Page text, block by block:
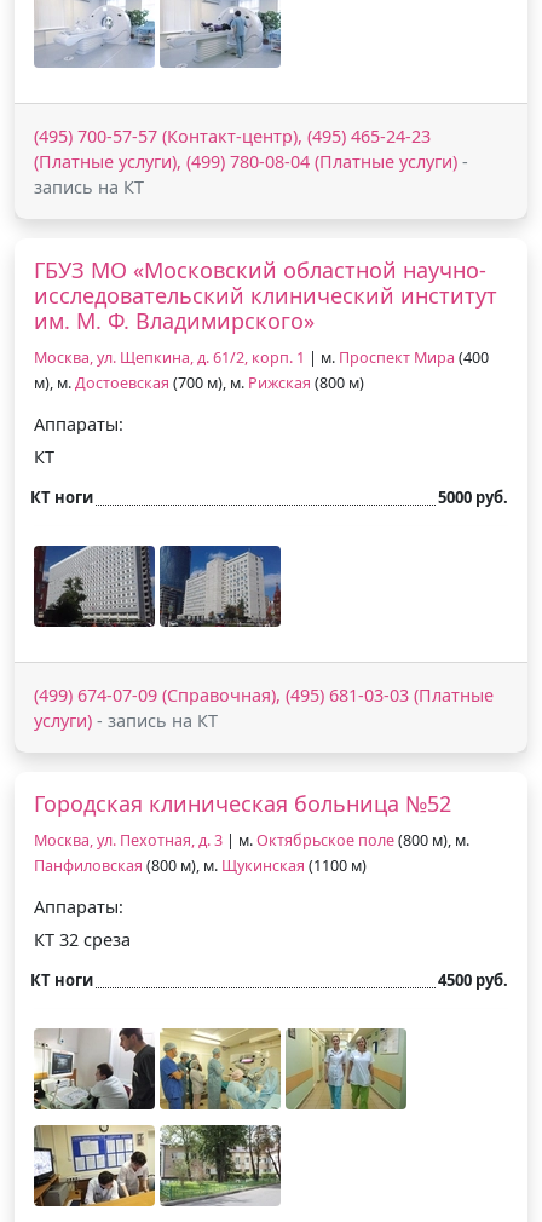
(495) 700-57-57 (Контакт-центр), (495) 465-24-23
(Платные услуги), (499) 780-08-04 (Платные услуги) -
запись на КТ
ГБУЗ МО «Московский областной научно-
исследовательский клинический институт
им. М. Ф. Владимирского»
Москва, ул. Щепкина, д. 61/2, корп. 1 | м. Проспект Мира (400
м), м.Достоевская (700 м), м. Рижская (800 м)
Аппараты:
КТ
КТ ноги 5000 руб.
(499) 674-07-09 (Справочная), (495) 681-03-03 (Платные
услуги) - запись на КТ
Городская клиническая больница №52
Москва, ул. Пехотная, д. 3 | м.Октябрьское поле(800 м), м.
Панфиловская (800 м), м. Щукинская (1100 м)
Аппараты:
КТ 32 среза
КТ ноги 4500 руб.